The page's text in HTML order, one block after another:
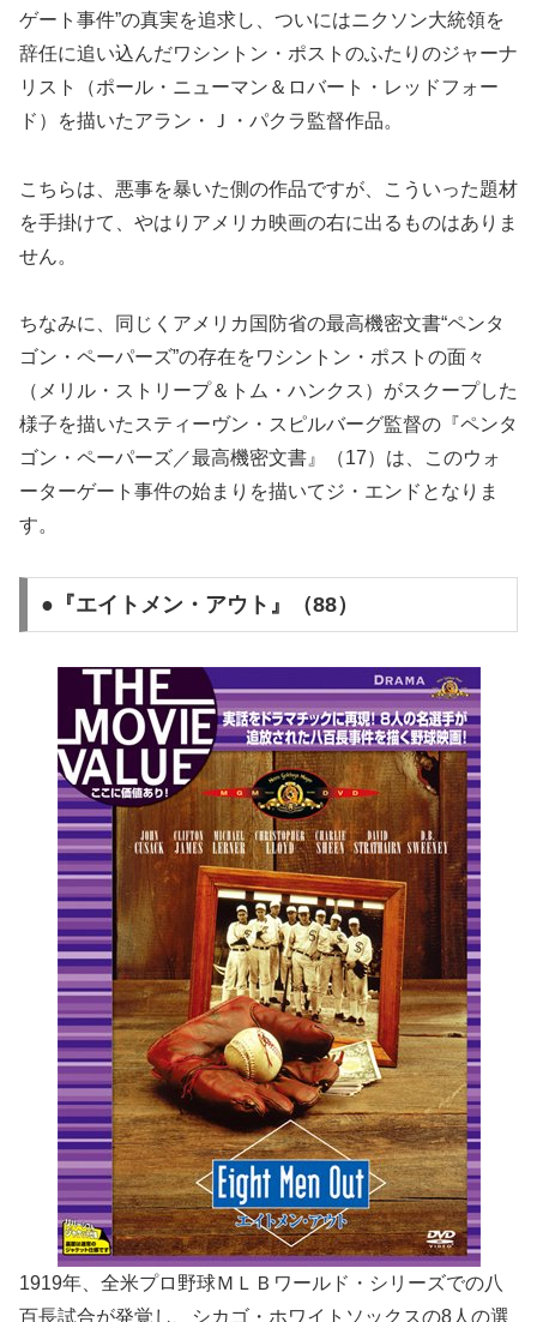
ゲート事件”の真実を追求し、ついにはニクソン大統領を
辞任に追い込んだワシントン・ポストのふたりのジャーナ
リスト（ポール・ニューマン＆ロバート・レッドフォー
ド）を描いたアラン・Ｊ・パクラ監督作品。
こちらは、悪事を暴いた側の作品ですが、こういった題材
を手掛けて、やはりアメリカ映画の右に出るものはありま
せん。
ちなみに、同じくアメリカ国防省の最高機密文書“ペンタ
ゴン・ペーパーズ”の存在をワシントン・ポストの面々
（メリル・ストリープ＆トム・ハンクス）がスクープした
様子を描いたスティーヴン・スピルバーグ監督の『ペンタ
ゴン・ペーパーズ／最高機密文書』（17）は、このウォ
ーターゲート事件の始まりを描いてジ・エンドとなりま
す。
●『エイトメン・アウト』（88）
1919年、全米プロ野球ＭＬＢワールド・シリーズでの八
百長試合が発覚し、シカゴ・ホワイトソックスの8人の選